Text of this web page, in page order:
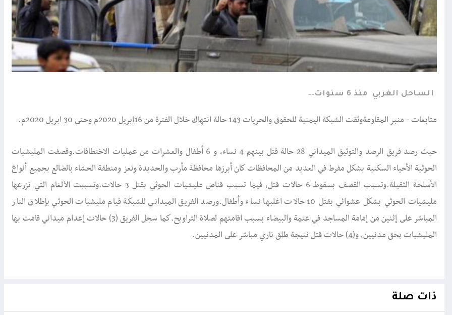
الساحل الغربي منذ 6 سنوات
متابعات - منبر المقاومةوثقت الشبكة اليمنية للحقوق والحريات 143 حالة انتهاك خلال الفترة من 16إبريل 2020م وحتى 30 ابريل 2020م.
حيث رصد فريق الرصد والتوثيق الميداني 28 حالة قتل بينهم 4 نساء، و 6 أطفال والعشرات من عمليات الاختطافات.وقصفت المليشيات
الحوثية الأحياء السكنية بشكل مفرط في العديد من المحافظات كان أبرزها محافظة مأرب والحديدة وتعز ومنطقة الحشاء بالضالع بجميع أنواع
الأسلحة الثقيلة.وتسبب القصف بسقوطـ 6 حالات قتل، فيما تسبب قناص مليشيات الحوثي بقتل 3 حالات.وتسببت الألغام التي تزرعها
مليشيات الحوثي بشكل عشوائي بقتل 10 حالات اغلبها نساء وأطفال.ورصد الفريق الميداني للشبكة قيام مليشيات الحوثي بإطلاق النار
المباشر على إثنين من إمامة المساجد في عتمة والبيضاء بسبب اقامتهم لصلاة التراويح.كما سجل الفريق (3) حالات إعدام ميداني قامت بها
المليشيات بحق مدنيين، و(4) حالات قتل نتيجة طلق ناري مباشر على المدنيين.
ذات صلة